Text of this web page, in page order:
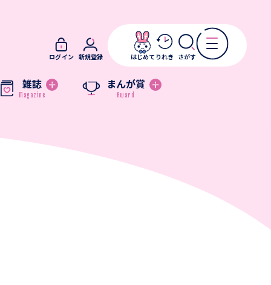
雑誌 まんが賞
ログイン 新規登録 はじめて りれき さがす